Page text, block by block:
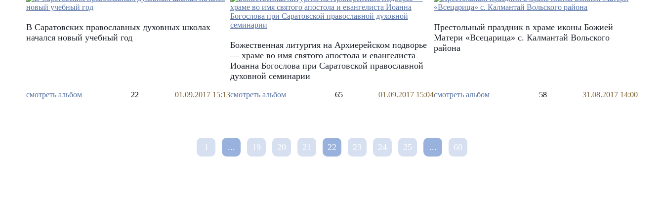
В Саратовских православных духовных школах
начался новый учебный год
смотреть альбом 22 01.09.2017 15:13
Божественная литургия на Архиерейском подворье
— храме во имя святого апостола и евангелиста
Иоанна Богослова при Саратовской православной
духовной семинарии
смотреть альбом 65 01.09.2017 15:04
Престольный праздник в храме иконы Божией
Матери «Всецарица» с. Калмантай Вольского
района
смотреть альбом 58 31.08.2017 14:00
1 ... 19 20 21 22 23 24 25 ... 60